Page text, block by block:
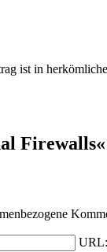
ist in
Firewalls«
URL: